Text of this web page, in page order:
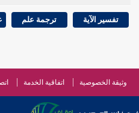
تفسير الآية ترجمة علم
وثيقة الخصوصية اتفاقية الخدمة